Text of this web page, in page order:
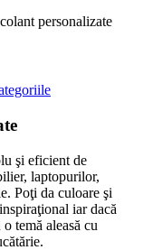
personalizate
şi eficient de
laptopurilor,
Poţi da culoare şi
iar dacă
temă aleasă cu